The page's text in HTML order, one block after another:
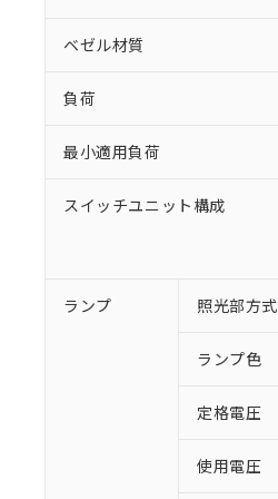
ベゼル材質
負荷
最小適用負荷
スイッチユニット構成
ランプ 照光部方式
ランプ色
定格電圧
使用電圧